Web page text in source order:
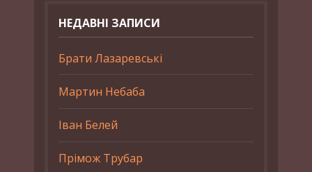
НЕДАВНІ ЗАПИСИ
Брати Лазаревські
Мартин Небаба
Іван Белей
Прімож Трубар